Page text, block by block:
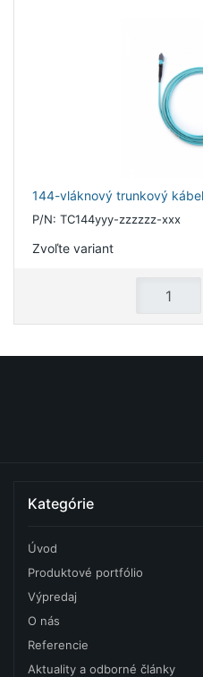
144-vláknový trunkový
P/N: TC144yyy-zzzzzz-xxx
Zvoľte variant
Kategórie
Úvod
Produktové portfólio
Výpredaj
O nás
Referencie
Aktuality a odborné články